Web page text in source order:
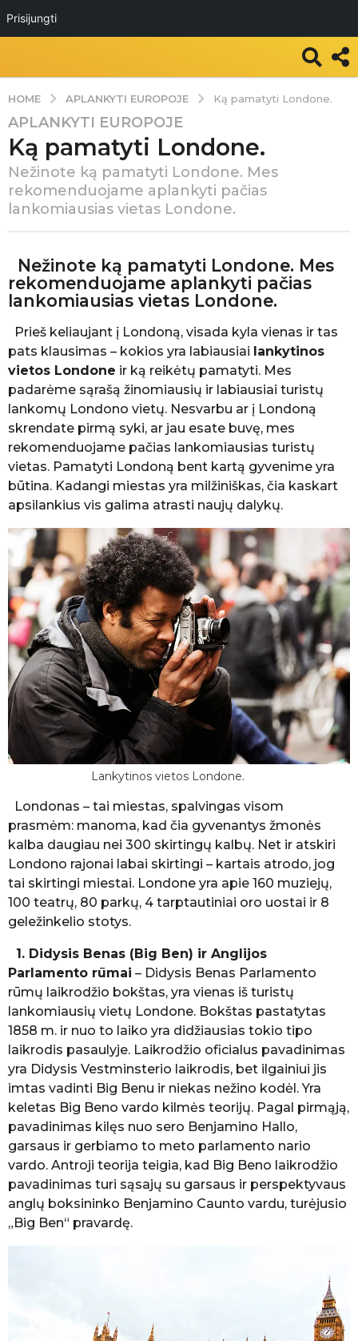
Prisijungti
HOME APLANKYTI EUROPOJE Ką pamatyti Londone.
7
m
a
g
o
m
.
a
o
APLANKYTI EUROPOJE
Ką pamatyti Londone.
Nežinote ką pamatyti Londone. Mes
rekomenduojame aplankyti pačias
lankomiausias vietas Londone.
s
k
e
ė
K
e
l
i
a
u
t
o
j
a
Nežinote ką pamatyti Londone. Mes
rekomenduojame aplankyti pačias
lankomiausias vietas Londone.
Prieš keliaujant į Londoną, visada kyla vienas ir tas
pats klausimas – kokios yra labiausiai lankytinos
vietos Londone ir ką reikėtų pamatyti. Mes
padarėme sąrašą žinomiausių ir labiausiai turistų
lankomų Londono vietų. Nesvarbu ar į Londoną
skrendate pirmą syki, ar jau esate buvę, mes
rekomenduojame pačias lankomiausias turistų
vietas. Pamatyti Londoną bent kartą gyvenime yra
būtina. Kadangi miestas yra milžiniškas, čia kaskart
apsilankius vis galima atrasti naujų dalykų.
Lankytinos vietos Londone.
Londonas – tai miestas, spalvingas visom
prasmėm: manoma, kad čia gyvenantys žmonės
kalba daugiau nei 300 skirtingų kalbų. Net ir atskiri
Londono rajonai labai skirtingi – kartais atrodo, jog
tai skirtingi miestai. Londone yra apie 160 muziejų,
100 teatrų, 80 parkų, 4 tarptautiniai oro uostai ir 8
geležinkelio stotys.
1. Didysis Benas (Big Ben) ir Anglijos
Parlamento rūmai – Didysis Benas Parlamento
rūmų laikrodžio bokštas, yra vienas iš turistų
lankomiausių vietų Londone. Bokštas pastatytas
1858 m. ir nuo to laiko yra didžiausias tokio tipo
laikrodis pasaulyje. Laikrodžio oficialus pavadinimas
yra Didysis Vestminsterio laikrodis, bet ilgainiui jis
imtas vadinti Big Benu ir niekas nežino kodėl. Yra
keletas Big Beno vardo kilmės teorijų. Pagal pirmąją,
pavadinimas kilęs nuo sero Benjamino Hallo,
garsaus ir gerbiamo to meto parlamento nario
vardo. Antroji teorija teigia, kad Big Beno laikrodžio
pavadinimas turi sąsajų su garsaus ir perspektyvaus
anglų boksininko Benjamino Caunto vardu, turėjusio
„Big Ben“ pravardę.